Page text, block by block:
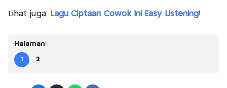
Lihat juga: Lagu Ciptaan Cowok Ini Easy Listening!
Halaman:
1 2